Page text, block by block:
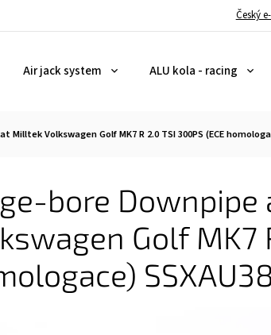
Český
Air jack system ALU kola - racing
Volkswagen Golf MK7 R 2.0 TSI 300PS (ECE
bore
Golf MK7